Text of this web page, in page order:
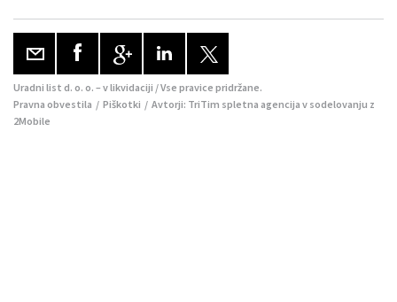
Uradni list d. o. o. – v likvidaciji / Vse pravice pridržane.
Pravna obvestila / Piškotki / Avtorji: TriTim spletna agencija v sodelovanju z
2Mobile